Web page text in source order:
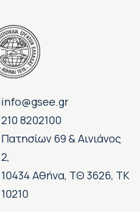
info@gsee.gr
210 8202100
Πατησίων 69 & Αινιάνος
2,
10434 Αθήνα, ΤΘ 3626, ΤΚ
10210